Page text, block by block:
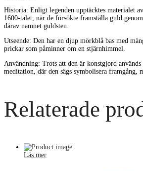
Historia: Enligt legenden upptäcktes materialet
1600-talet, när de försökte framställa guld
därav namnet guldsten.
Utseende: Den har en djup mörkblå bas med
prickar som påminner om en stjärnhimmel.
Användning: Trots att den är konstgjord
meditation, där den sägs symbolisera framgång,
Relaterade
Läs mer